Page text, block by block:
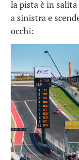
la pista è in
a sinistra e
occhi: